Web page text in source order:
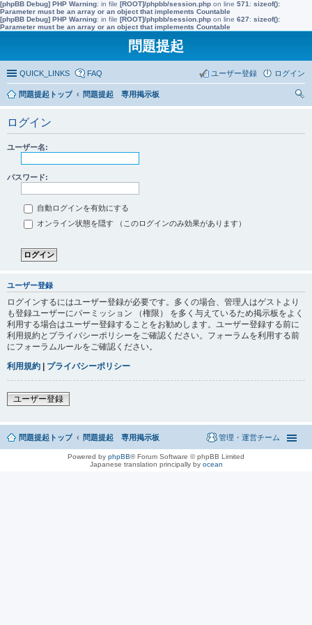
[phpBB Debug] PHP Warning: in file [ROOT]/phpbb/session.php on line 571 : sizeof():
Parameter must be an array or an object that implements Countable
[phpBB Debug] PHP Warning: in file [ROOT]/phpbb/session.php on line 627: sizeof():
Parameter must be an array or an object that implements Countable
問題提起
QUICK_LINKS FAQ ログイン
ユーザー登録
問題提起トップ
問題提起 専用掲示板
ログイン
ユーザー名:
パスワード:
自動ログインを有効にする
オンライン状態を隠す （このログインのみ効果があります）
ユーザー登録
ログインするにはユーザー登録が必要です。多くの場合、管理人はゲストより
も登録ユーザーにパーミッション （権限） を多く与えているため掲示板をよく
利用する場合はユーザー登録することをお勧めします。ユーザー登録する前に
利用規約とプライバシーポリシーをご確認ください。フォーラムを利用する前
にフォーラムルールをご確認ください。
利用規約 | プライバシーポリシー
ユーザー登録
問題提起トップ 問題提起 専用掲示板 管理・運営チーム
Powered by phpBB® Forum Software © phpBB Limited
Japanese translation principally by ocean